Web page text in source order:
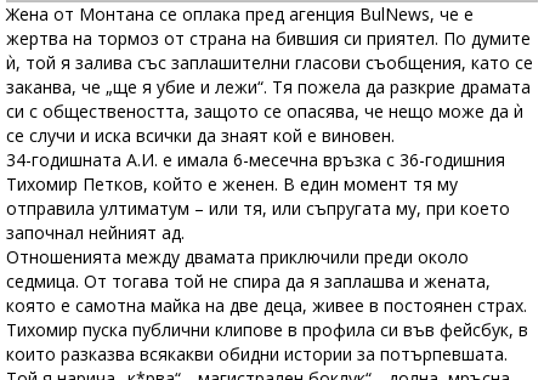
Жена от Монтана се оплака пред агенция BulNews, че е
жертва на тормоз от страна на бившия си приятел. По думите
ѝ, той я залива със заплашителни гласови съобщения, като се
заканва, че „ще я убие и лежи“. Тя пожела да разкрие драмата
си с обществеността, защото се опасява, че нещо може да ѝ
се случи и иска всички да знаят кой е виновен.
34-годишната А.И. е имала 6-месечна връзка с 36-годишния
Тихомир Петков, който е женен. В един момент тя му
отправила ултиматум – или тя, или съпругата му, при което
започнал нейният ад.
Отношенията между двамата приключили преди около
седмица. От тогава той не спира да я заплашва и жената,
която е самотна майка на две деца, живее в постоянен страх.
Тихомир пуска публични клипове в профила си във фейсбук, в
които разказва всякакви обидни истории за потърпевшата.